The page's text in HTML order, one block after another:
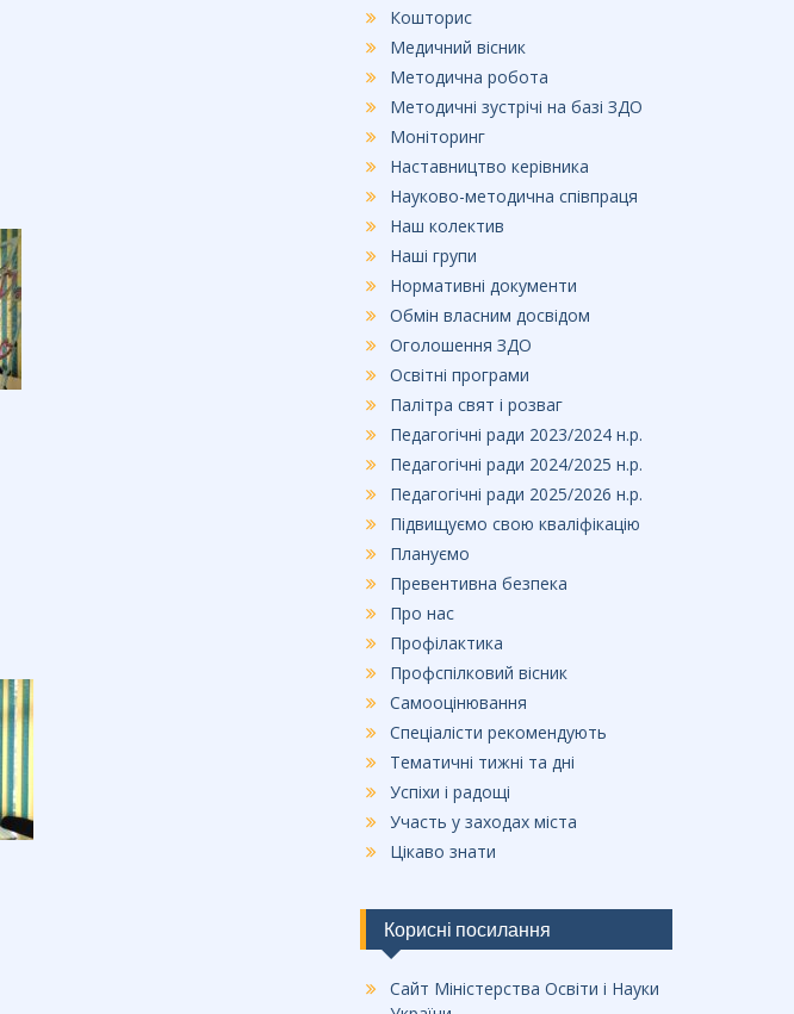
Кошторис
Медичний вісник
Методична робота
Методичні зустрічі на базі ЗДО
Моніторинг
Наставництво керівника
Науково-методична співпраця
Наш колектив
Наші групи
Нормативні документи
Обмін власним досвідом
Оголошення ЗДО
Освітні програми
Палітра свят і розваг
Педагогічні ради 2023/2024 н.р.
Педагогічні ради 2024/2025 н.р.
Педагогічні ради 2025/2026 н.р.
Підвищуємо свою кваліфікацію
Плануємо
Превентивна безпека
Про нас
Профілактика
Профспілковий вісник
Самооцінювання
Спеціалісти рекомендують
Тематичні тижні та дні
Успіхи і радощі
Участь у заходах міста
Цікаво знати
Корисні посилання
Сайт Міністерства Освіти і Науки